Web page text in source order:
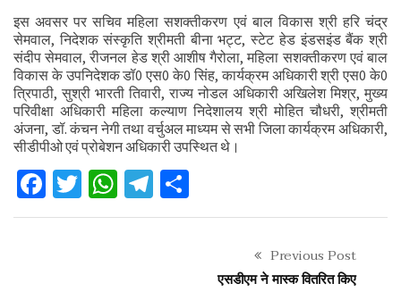
इस अवसर पर सचिव महिला सशक्तीकरण एवं बाल विकास श्री हरि चंद्र
सेमवाल, निदेशक संस्कृति श्रीमती बीना भट्ट, स्टेट हेड इंडसइंड बैंक श्री
संदीप सेमवाल, रीजनल हेड श्री आशीष गैरोला, महिला सशक्तीकरण एवं बाल
विकास के उपनिदेशक डॉ0 एस0 के0 सिंह, कार्यक्रम अधिकारी श्री एस0 के0
त्रिपाठी, सुश्री भारती तिवारी, राज्य नोडल अधिकारी अखिलेश मिश्र, मुख्य
परिवीक्षा अधिकारी महिला कल्याण निदेशालय श्री मोहित चौधरी, श्रीमती
अंजना, डॉ. कंचन नेगी तथा वर्चुअल माध्यम से सभी जिला कार्यक्रम अधिकारी,
सीडीपीओ एवं प्रोबेशन अधिकारी उपस्थित थे।
Facebook
Twitter
WhatsApp
Telegram
Previous Post
एसडीएम ने मास्क वितरित किए